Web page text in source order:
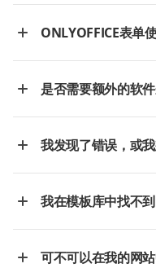
ONLYOFFICE表单
是否需要额外的软
我发现了错误，或
我在模板库中找不
可不可以在我的网